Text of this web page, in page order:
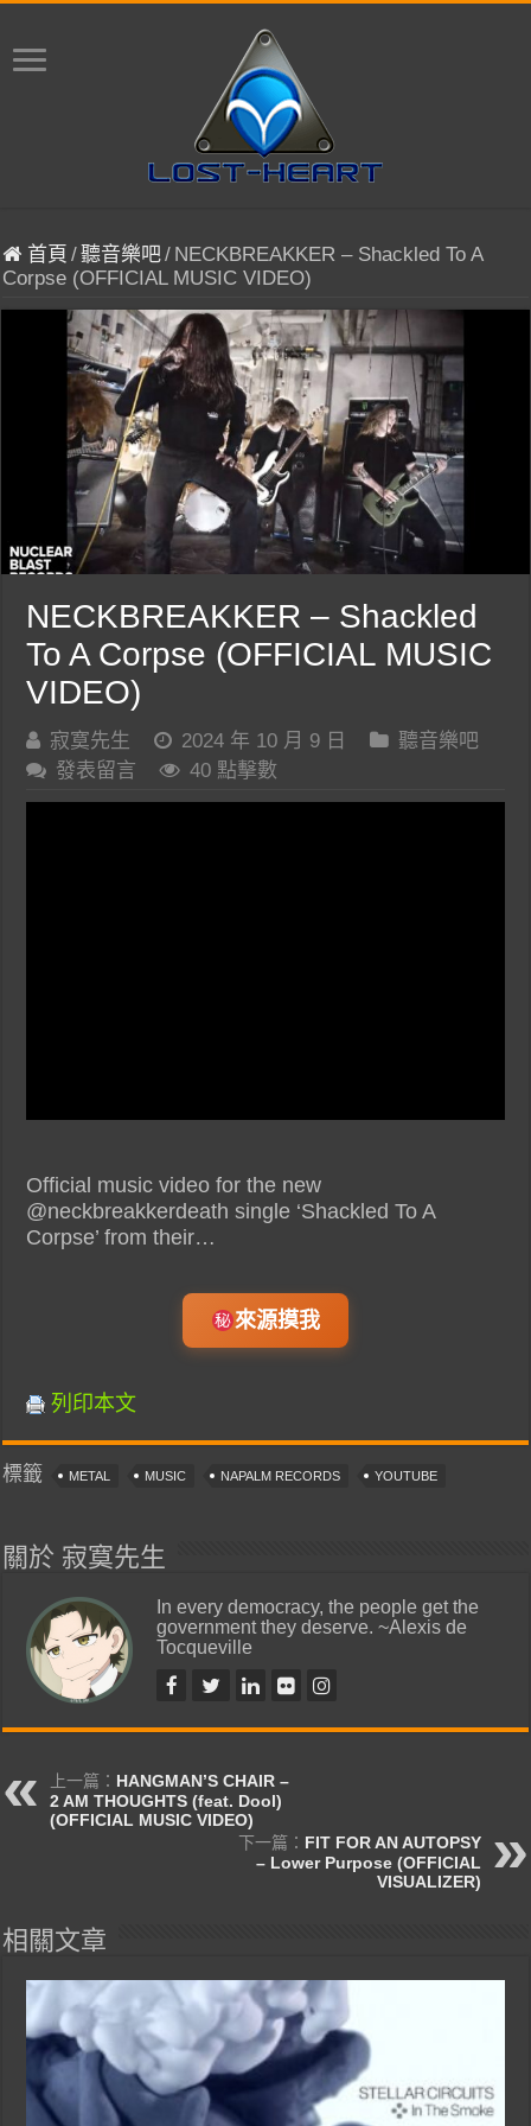
首頁 /聽音樂吧/ NECKBREAKKER – Shackled To A
Corpse (OFFICIAL MUSIC VIDEO)
NECKBREAKKER – Shackled
To A Corpse (OFFICIAL MUSIC
VIDEO)
寂寞先生 2024 年 10 月 9 日
聽音樂吧
發表留言
40 點擊數
Official music video for the new
@neckbreakkerdeath single ‘Shackled To A
Corpse’ from their…
來源摸我
列印本文
標籤 METAL MUSIC NAPALM RECORDS YOUTUBE
關於 寂寞先生
In every democracy, the people get the
government they deserve. ~Alexis de
Tocqueville
上一篇： HANGMAN’S CHAIR –
2 AM THOUGHTS (feat. Dool)
(OFFICIAL MUSIC VIDEO)
下一篇： FIT FOR AN AUTOPSY
– Lower Purpose (OFFICIAL
VISUALIZER)
相關文章